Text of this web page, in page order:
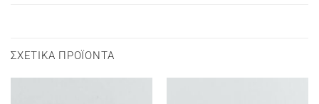
ΣΧΕΤΙΚΆ ΠΡΟΪΌΝΤΑ